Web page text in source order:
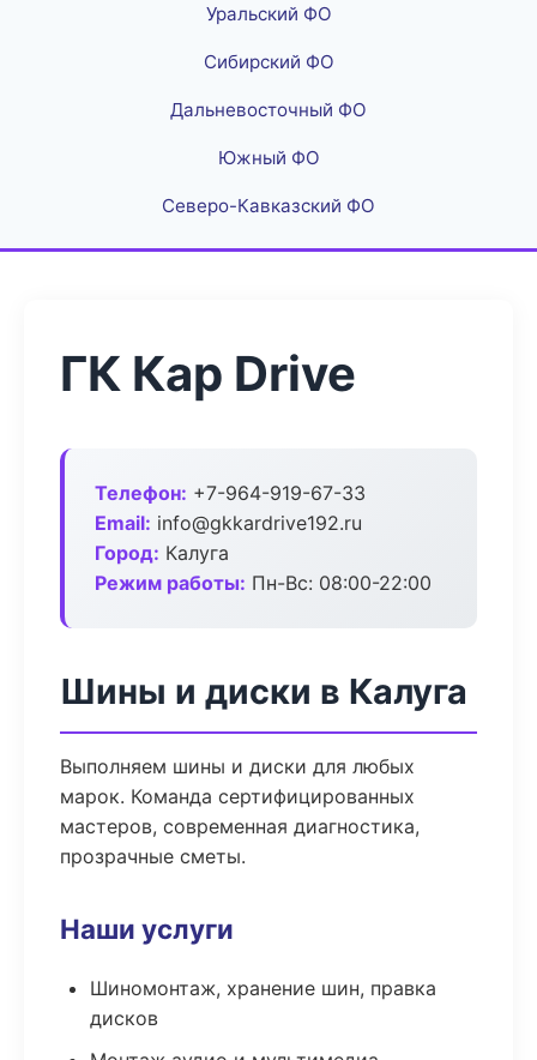
Уральский ФО
Сибирский ФО
Дальневосточный ФО
Южный ФО
Северо-Кавказский ФО
ГК Кар Drive
Телефон: +7-964-919-67-33
Email: info@gkkardrive192.ru
Город: Калуга
Режим работы: Пн-Вс: 08:00-22:00
Шины и диски в Калуга
Выполняем шины и диски для любых
марок. Команда сертифицированных
мастеров, современная диагностика,
прозрачные сметы.
Наши услуги
Шиномонтаж, хранение шин, правка
дисков